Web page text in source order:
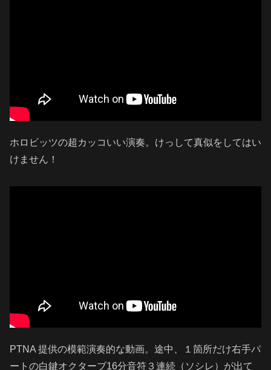
ホロビッツの超カッコいい演奏。けっして真似をしてはい
けません！
PTNA 提供の模範演奏的な動画。途中、１箇所だけ右手パ
ートの白鍵オクターブ16分音符３連続（ソシレ）が出て